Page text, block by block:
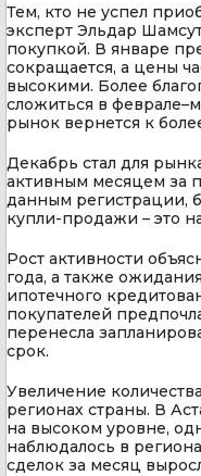
Тем, кто не успел
эксперт Эльдар
покупкой. В январе
сокращается, а цены
высокими. Более
сложиться в
рынок вернется к
Декабрь стал для
активным месяцем за
данным регистрации,
купли-продажи – это
Рост активности
года, а также
ипотечного
покупателей
перенесла
срок.
Увеличение
регионах страны. В
на высоком уровне,
наблюдалось в
сделок за месяц